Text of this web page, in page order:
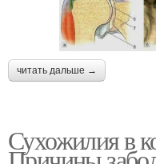
читать дальше →
Сухожилия в